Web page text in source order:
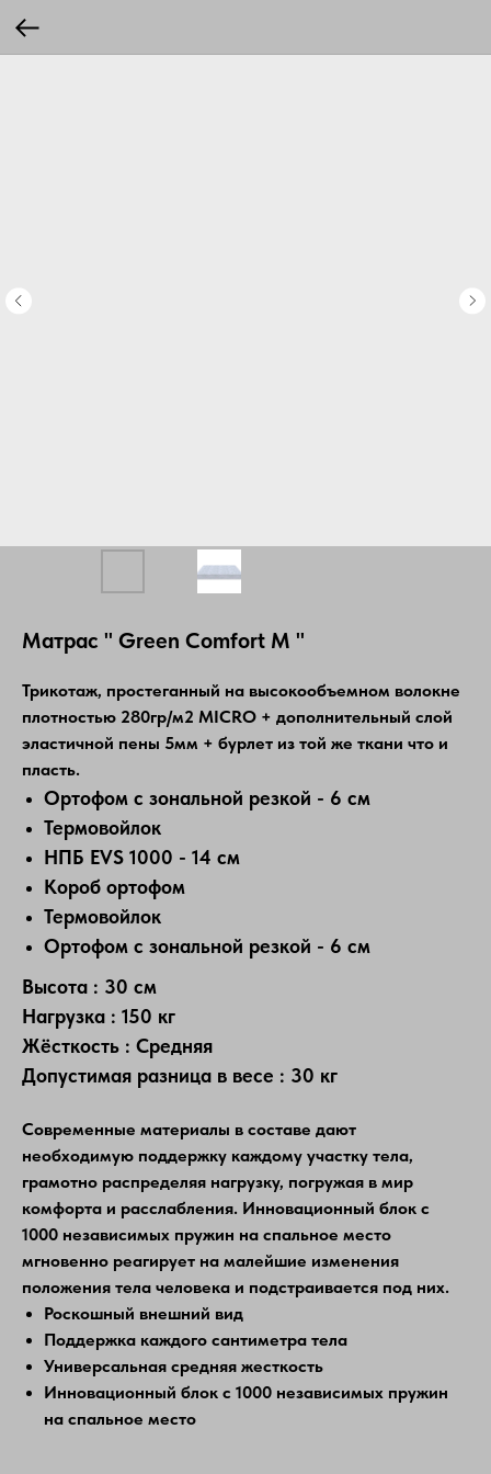
Матрас " Green Comfort M "
Трикотаж, простеганный на высокообъемном волокне
плотностью 280гр/м2 MICRO + дополнительный слой
эластичной пены 5мм + бурлет из той же ткани что и
пласть.
Ортофом с зональной резкой - 6 см
Термовойлок
НПБ EVS 1000 - 14 см
Короб ортофом
Термовойлок
Ортофом с зональной резкой - 6 см
Высота : 30 см
Нагрузка : 150 кг
Жёсткость : Средняя
Допустимая разница в весе : 30 кг
Современные материалы в составе дают
необходимую поддержку каждому участку тела,
грамотно распределяя нагрузку, погружая в мир
комфорта и расслабления. Инновационный блок с
1000 независимых пружин на спальное место
мгновенно реагирует на малейшие изменения
положения тела человека и подстраивается под них.
Роскошный внешний вид
Поддержка каждого сантиметра тела
Универсальная средняя жесткость
Инновационный блок с 1000 независимых пружин
на спальное место